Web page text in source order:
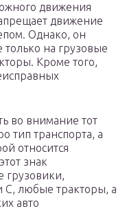
движения
движение
Однако, он
только на грузовые
Кроме того,
во внимание тот
тип транспорта, а
относится
знак
грузовики,
C, любые тракторы, а
авто